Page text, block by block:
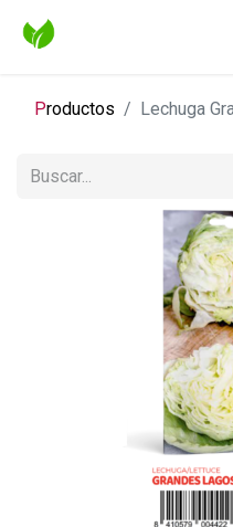
Productos Lechuga